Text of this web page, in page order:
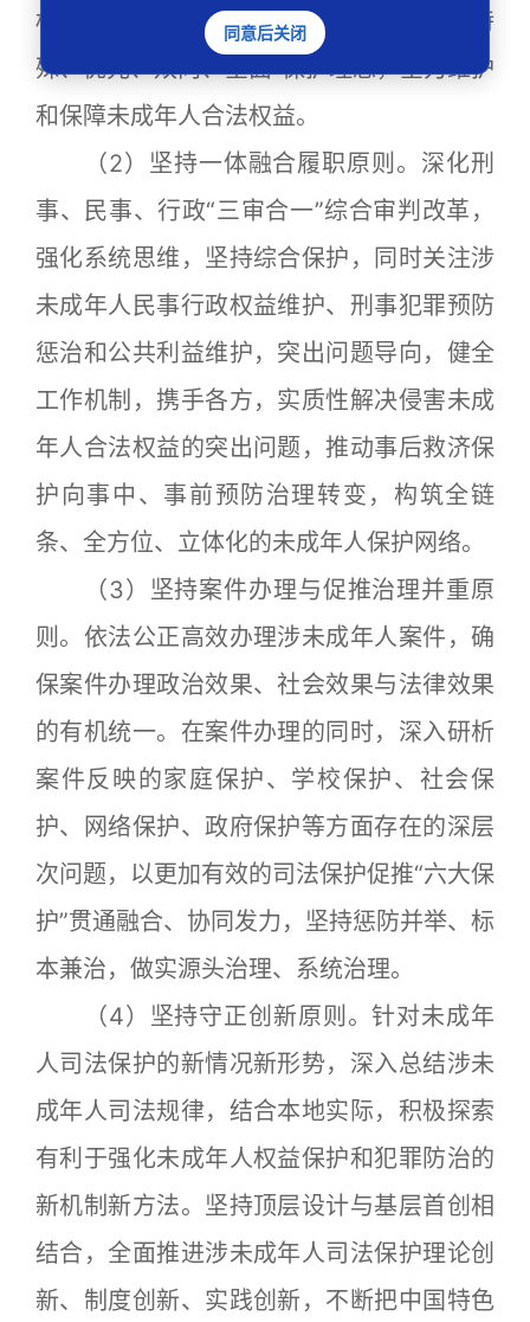
权益、诉讼权利，在各阶段各环节落实“特
殊、优先、双向、全面”保护理念，全力维护
和保障未成年人合法权益。
（2）坚持一体融合履职原则。深化刑
事、民事、行政“三审合一”综合审判改革，
强化系统思维，坚持综合保护，同时关注涉
未成年人民事行政权益维护、刑事犯罪预防
惩治和公共利益维护，突出问题导向，健全
工作机制，携手各方，实质性解决侵害未成
年人合法权益的突出问题，推动事后救济保
护向事中、事前预防治理转变，构筑全链
条、全方位、立体化的未成年人保护网络。
（3）坚持案件办理与促推治理并重原
则。依法公正高效办理涉未成年人案件，确
保案件办理政治效果、社会效果与法律效果
的有机统一。在案件办理的同时，深入研析
案件反映的家庭保护、学校保护、社会保
护、网络保护、政府保护等方面存在的深层
次问题，以更加有效的司法保护促推“六大保
护”贯通融合、协同发力，坚持惩防并举、标
本兼治，做实源头治理、系统治理。
（4）坚持守正创新原则。针对未成年
人司法保护的新情况新形势，深入总结涉未
成年人司法规律，结合本地实际，积极探索
有利于强化未成年人权益保护和犯罪防治的
新机制新方法。坚持顶层设计与基层首创相
结合，全面推进涉未成年人司法保护理论创
新、制度创新、实践创新，不断把中国特色
同意后关闭